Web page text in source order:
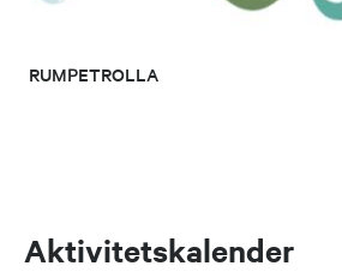
RUMPETROLLA
Aktivitetskalender